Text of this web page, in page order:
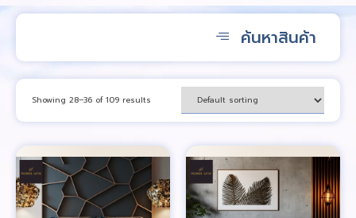
ค้นหาสินค้า
Showing 28–36 of 109 results